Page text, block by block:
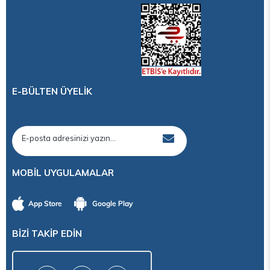
E-BÜLTEN ÜYELİK
MOBİL UYGULAMALAR
BİZİ TAKİP EDİN